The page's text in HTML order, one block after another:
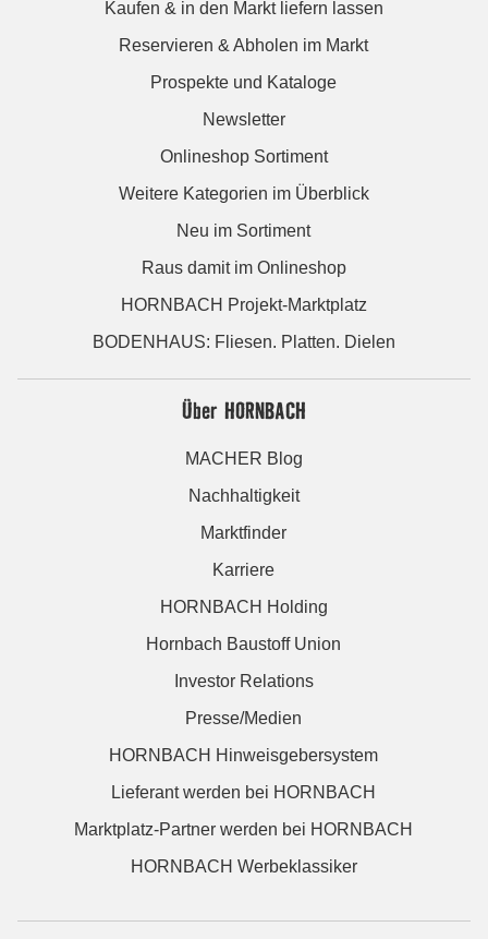
Kaufen & in den Markt liefern lassen
Reservieren & Abholen im Markt
Prospekte und Kataloge
Newsletter
Onlineshop Sortiment
Weitere Kategorien im Überblick
Neu im Sortiment
Raus damit im Onlineshop
HORNBACH Projekt-Marktplatz
BODENHAUS: Fliesen. Platten. Dielen
Über HORNBACH
MACHER Blog
Nachhaltigkeit
Marktfinder
Karriere
HORNBACH Holding
Hornbach Baustoff Union
Investor Relations
Presse/Medien
HORNBACH Hinweisgebersystem
Lieferant werden bei HORNBACH
Marktplatz-Partner werden bei HORNBACH
HORNBACH Werbeklassiker